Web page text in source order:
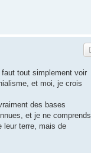
tout simplement voir
et moi, je crois
des bases
et je ne comprends
leur terre, mais de